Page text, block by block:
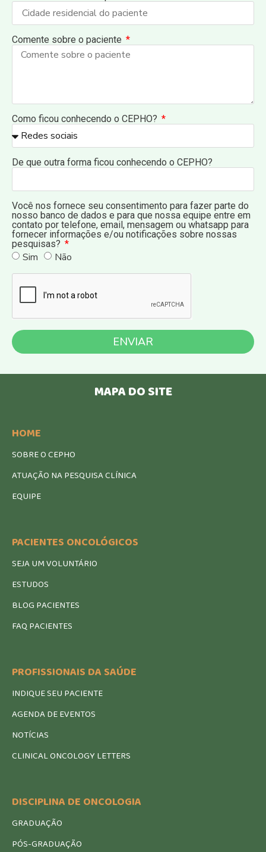
Comente sobre o paciente
Como ficou conhecendo o CEPHO?
De que outra forma ficou conhecendo o CEPHO?
Você nos fornece seu consentimento para fazer parte do
nosso banco de dados e para que nossa equipe entre em
contato por telefone, email, mensagem ou whatsapp para
fornecer informações e/ou notificações sobre nossas
pesquisas?
Sim Não
ENVIAR
MAPA DO SITE
HOME
SOBRE O CEPHO
ATUAÇÃO NA PESQUISA CLÍNICA
EQUIPE
PACIENTES ONCOLÓGICOS
SEJA UM VOLUNTÁRIO
ESTUDOS
BLOG PACIENTES
FAQ PACIENTES
PROFISSIONAIS DA SAÚDE
INDIQUE SEU PACIENTE
AGENDA DE EVENTOS
NOTÍCIAS
CLINICAL ONCOLOGY LETTERS
DISCIPLINA DE ONCOLOGIA
GRADUAÇÃO
PÓS-GRADUAÇÃO